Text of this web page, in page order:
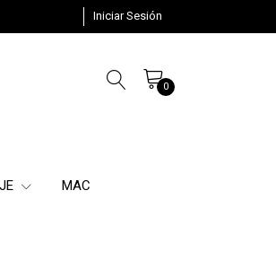
Iniciar Sesión
0
MAC